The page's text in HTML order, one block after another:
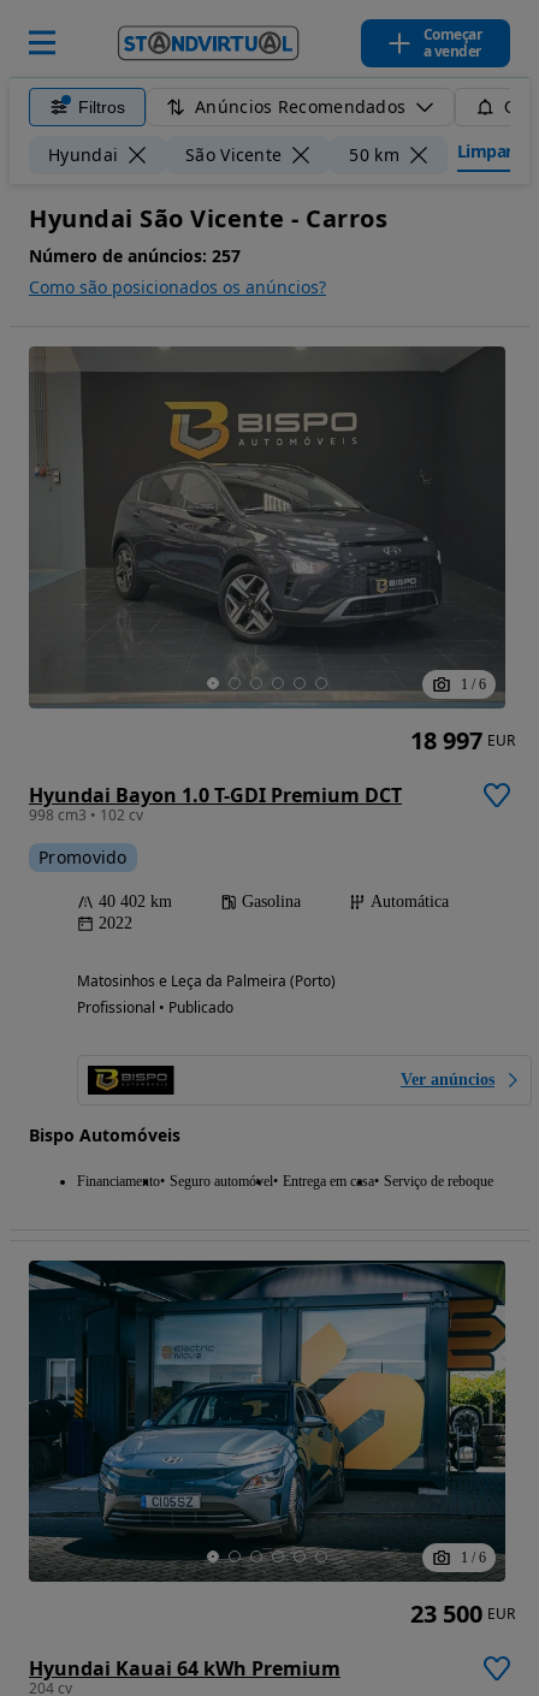
Começar
a vender
Filtros Anúncios Recomendados
Hyundai São Vicente 50 km Limpar
Hyundai São Vicente - Carros
Número de anúncios: 257
Como são posicionados os anúncios?
1 / 6
Hyundai Bayon 1.0 T-GDI Premium DCT
998 cm3 • 102 cv
Promovido
40 402 km Gasolina
Automática
2022
Matosinhos e Leça da Palmeira (Porto)
Profissional • Publicado
Ver anúncios
Bispo Automóveis
Financiamento Seguro automóvel Entrega em casa Serviço de reboque
18 997 EUR
1 / 6
Hyundai Kauai 64 kWh Premium
204 cv
23 500 EUR